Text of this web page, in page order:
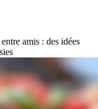
amis : des idées